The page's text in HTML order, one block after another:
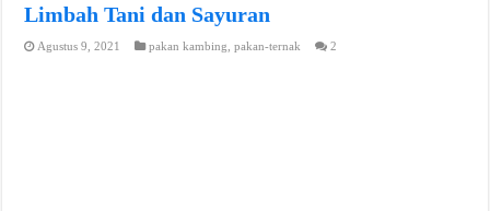
Limbah Tani dan Sayuran
Agustus 9, 2021 pakan kambing ,pakan-ternak 2